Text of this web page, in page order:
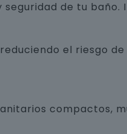
de tu baño.
el riesgo de
compactos,